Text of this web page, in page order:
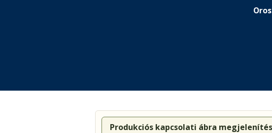
Produkciós kapcsolati ábra